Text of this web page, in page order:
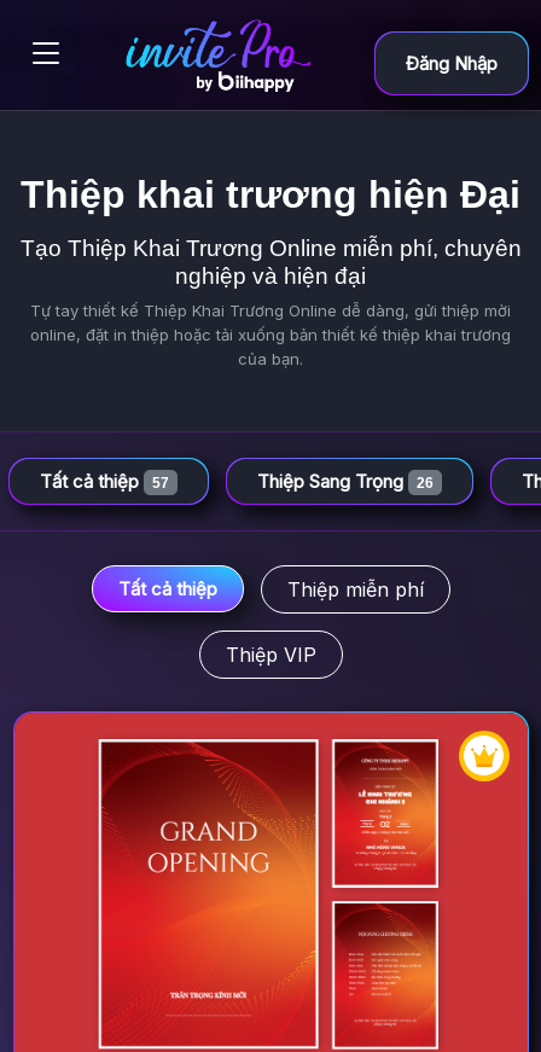
Đăng Nhập
Thiệp khai trương hiện Đại
Tạo Thiệp Khai Trương Online miễn phí, chuyên
nghiệp và hiện đại
Tự tay thiết kế Thiệp Khai Trương Online dễ dàng, gửi thiệp mời
online, đặt in thiệp hoặc tải xuống bản thiết kế thiệp khai trương
của bạn.
Tất cả thiệp 57 Thiệp Sang Trọng 26
Tất cả thiệp Thiệp miễn phí
Thiệp VIP